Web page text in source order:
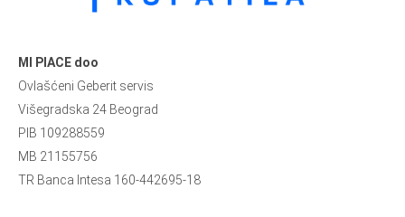
MI PIACE doo
Ovlašćeni Geberit servis
Višegradska 24 Beograd
PIB 109288559
MB 21155756
TR Banca Intesa 160-442695-18